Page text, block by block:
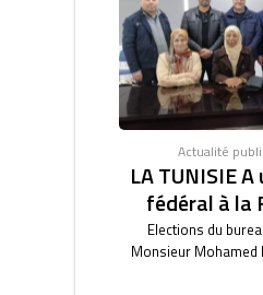
Actualité
LA TUNISIE
fédéral à la
Elections du
Monsieur Mohamed